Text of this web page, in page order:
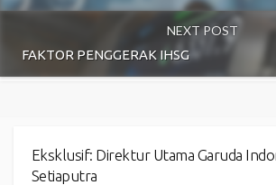
NEXT POST
FAKTOR PENGGERAK IHSG
Eksklusif: Direktur Utama Garuda
Setiaputra